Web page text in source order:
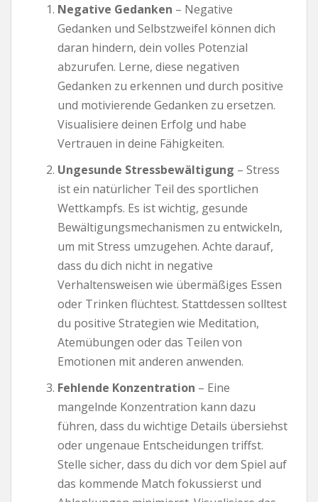
Negative Gedanken – Negative
Gedanken und Selbstzweifel können dich
daran hindern, dein volles Potenzial
abzurufen. Lerne, diese negativen
Gedanken zu erkennen und durch positive
und motivierende Gedanken zu ersetzen.
Visualisiere deinen Erfolg und habe
Vertrauen in deine Fähigkeiten.
Ungesunde Stressbewältigung – Stress
ist ein natürlicher Teil des sportlichen
Wettkampfs. Es ist wichtig, gesunde
Bewältigungsmechanismen zu entwickeln,
um mit Stress umzugehen. Achte darauf,
dass du dich nicht in negative
Verhaltensweisen wie übermäßiges Essen
oder Trinken flüchtest. Stattdessen solltest
du positive Strategien wie Meditation,
Atemübungen oder das Teilen von
Emotionen mit anderen anwenden.
Fehlende Konzentration – Eine
mangelnde Konzentration kann dazu
führen, dass du wichtige Details übersiehst
oder ungenaue Entscheidungen triffst.
Stelle sicher, dass du dich vor dem Spiel auf
das kommende Match fokussierst und